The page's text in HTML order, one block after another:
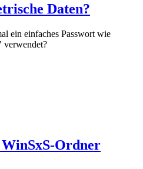
Daten?
ein einfaches Passwort wie
Ordner